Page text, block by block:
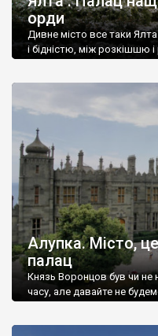
орди
Дивне місто все таки
і бідністю, між розкішшю
Алупка. Місто,
палац
Князь Воронцов був чи
часу, але давайте не